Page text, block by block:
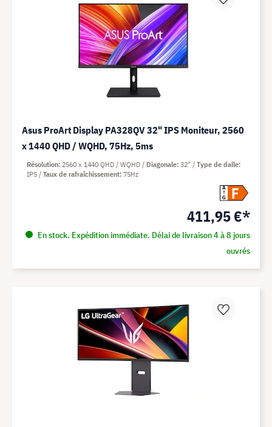
Asus ProArt Display PA328QV 32" IPS Moniteur, 2560
x 1440 QHD / WQHD, 75Hz, 5ms
A
G
F
411,95 €*
En stock. Expédition immédiate. Délai de livraison 4 à 8 jours
ouvrés
Résolution 2560 x 1440 QHD / WQHD Diagonale 32"
Type de dalle
IPS
Taux de rafraîchissement 75Hz